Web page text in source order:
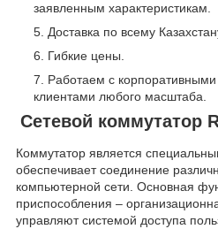
заявленным характеристикам.
Доставка по всему
Гибкие цены.
Работаем с
клиентами любого масштаба.
Сетевой коммутатор
Коммутатор является
обеспечивает соединение
компьютерной сети. Основная
приспособления –
управляют системой доступа